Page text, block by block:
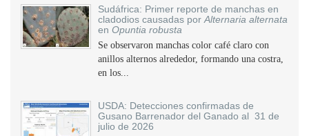
Sudáfrica: Primer reporte de manchas en
cladodios causadas por Alternaria alternata
en Opuntia robusta
Se observaron manchas color café claro con
anillos alternos alrededor, formando una costra,
en los...
USDA: Detecciones confirmadas de
Gusano Barrenador del Ganado al 31 de
julio de 2026